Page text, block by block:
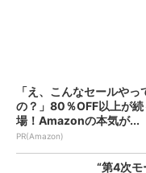
「え、こんなセールやっ
の？」80％OFF以上が続
場！Amazonの本気が...
PR(Amazon)
“第4次